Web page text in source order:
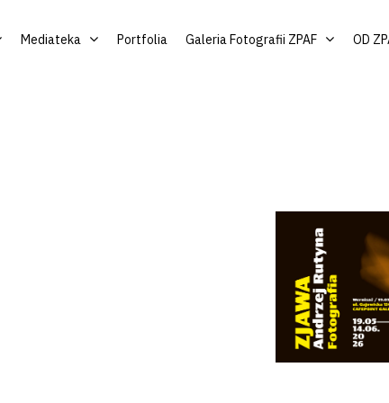
Mediateka Portfolia Galeria Fotografii ZPAF OD